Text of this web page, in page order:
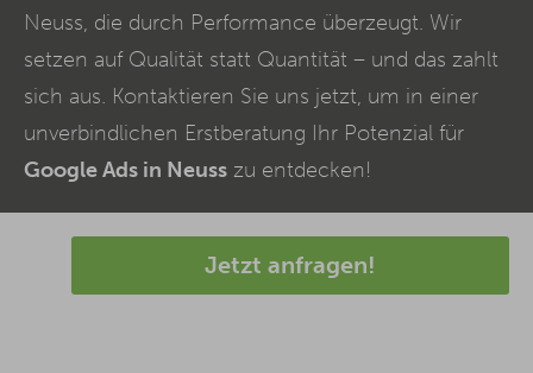
Neuss, die durch Performance überzeugt. Wir
setzen auf Qualität statt Quantität – und das zahlt
sich aus. Kontaktieren Sie uns jetzt, um in einer
unverbindlichen Erstberatung Ihr Potenzial für
Google Ads in Neuss zu entdecken!
Jetzt anfragen!